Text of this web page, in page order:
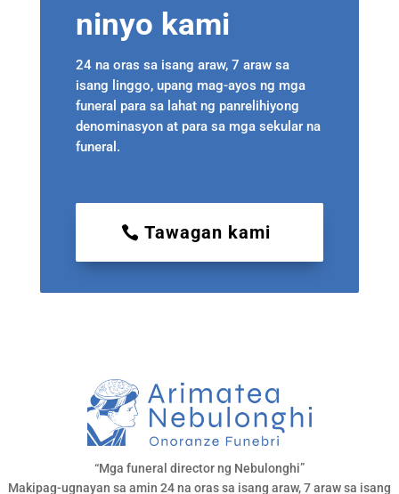
ninyo kami
24 na oras sa isang araw, 7 araw sa
isang linggo, upang mag-ayos ng mga
funeral para sa lahat ng panrelihiyong
denominasyon at para sa mga sekular na
funeral.
Tawagan kami
“Mga funeral director ng Nebulonghi”
Makipag-ugnayan sa amin 24 na oras sa isang araw, 7 araw sa isang